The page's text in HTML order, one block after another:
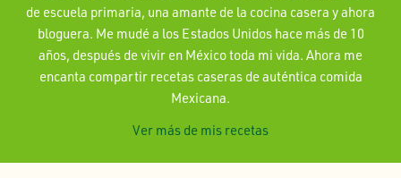
de escuela primaria, una amante de la cocina casera y ahora
bloguera. Me mudé a los Estados Unidos hace más de 10
años, después de vivir en México toda mi vida. Ahora me
encanta compartir recetas caseras de auténtica comida
Mexicana.
Ver más de mis recetas